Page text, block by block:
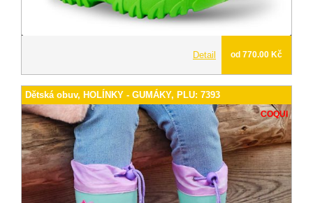
Detail od 770.00 Kč
Dětská obuv, HOLÍNKY - GUMÁKY, PLU: 7393
COQUI